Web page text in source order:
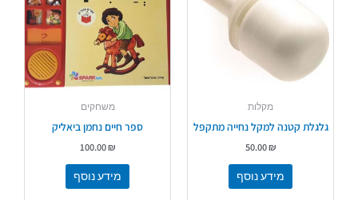
מקלות
גלגלת קטנה למקל נחייה מתקפל
50.00₪
מידע נוסף
משחקים
ספר חיים נחמן ביאליק
100.00₪
מידע נוסף